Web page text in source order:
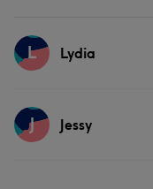
L Lydia
Services
J Jessy